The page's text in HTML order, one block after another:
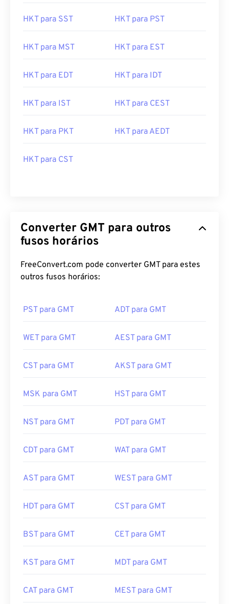
HKT para SST HKT para PST
HKT para MST HKT para EST
HKT para EDT HKT para IDT
HKT para IST HKT para CEST
HKT para PKT HKT para AEDT
HKT para CST
Converter GMT para outros
fusos horários
FreeConvert.com pode converter GMT para estes
outros fusos horários:
PST para GMT ADT para GMT
WET para GMT AEST para GMT
CST para GMT AKST para GMT
MSK para GMT HST para GMT
NST para GMT PDT para GMT
CDT para GMT WAT para GMT
AST para GMT WEST para GMT
HDT para GMT CST para GMT
BST para GMT CET para GMT
KST para GMT MDT para GMT
CAT para GMT MEST para GMT